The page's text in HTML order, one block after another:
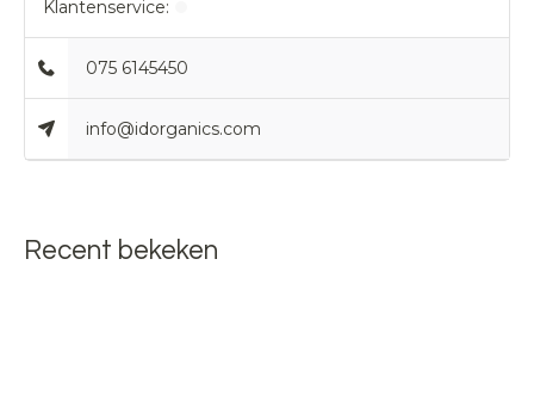
Klantenservice:
075 6145450
info@idorganics.com
Recent bekeken